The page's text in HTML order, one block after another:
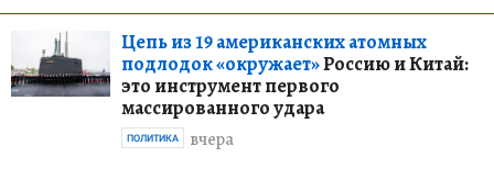
Цепь из 19 американских атомных
подлодок «окружает»Россию и Китай:
это инструмент первого
массированного удара
вчера
ПОЛИТИКА